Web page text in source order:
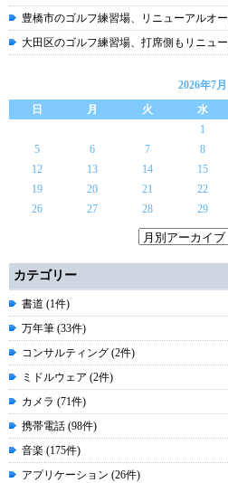
豊橋市のゴルフ練習場、リニューアルオー
大田区のゴルフ練習場、打席側もリニュ
2026年7月
日
月 火 水
1
5
6 7 8
12
13 14 15
19
20 21 22
26
27 28 29
カテゴリー
書道 (1件)
万年筆 (33件)
コンサルティング (2件)
ミドルウェア (2件)
カメラ (71件)
携帯電話 (98件)
音楽 (175件)
アプリケーション (26件)